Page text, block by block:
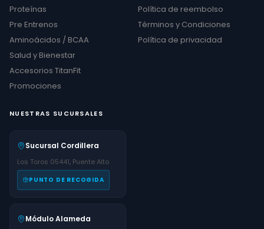
Proteínas
Pre Entrenos
Aminoácidos / BCAA
Salud y Bienestar
Accesorios TitanFit
Promociones
Política de reembolso
Términos y Condiciones
Política de privacidad
NUESTRAS SUCURSALES
Sucursal Cordillera
Los Toros 05441, Puente Alto
PUNTO DE RECOGIDA
Módulo Alameda